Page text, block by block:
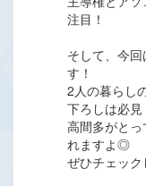
注目！
そして、今
す！
2人の暮らし
下ろしは必見
高間多がと
れますよ◎
ぜひチェック